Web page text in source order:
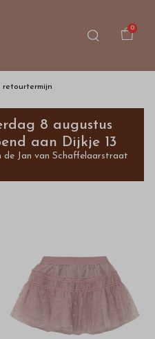
0
retourtermijn
8 augustus
aan Dijkje 13
de Jan van Schaffelaarstraat